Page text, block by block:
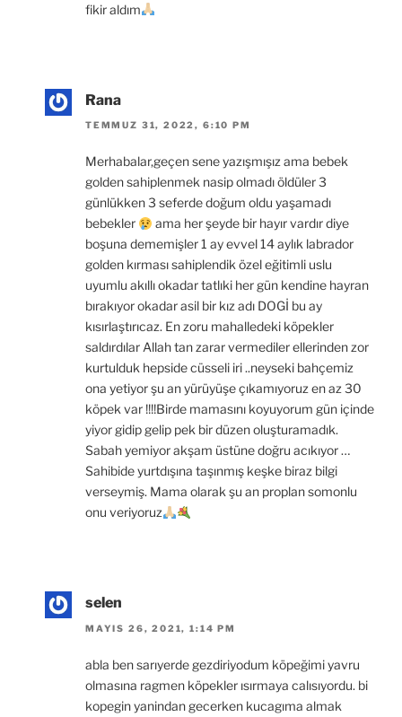
fikir aldım
Rana
TEMMUZ 31, 2022, 6:10 PM
Merhabalar,geçen sene yazışmışız ama bebek
golden sahiplenmek nasip olmadı öldüler 3
günlükken 3 seferde doğum oldu yaşamadı
bebekler
ama her şeyde bir hayır vardır diye
boşuna dememişler 1 ay evvel 14 aylık labrador
golden kırması sahiplendik özel eğitimli uslu
uyumlu akıllı okadar tatlıki her gün kendine hayran
bırakıyor okadar asil bir kız adı DOGİ bu ay
kısırlaştırıcaz. En zoru mahalledeki köpekler
saldırdılar Allah tan zarar vermediler ellerinden zor
kurtulduk hepside cüsseli iri ..neyseki bahçemiz
ona yetiyor şu an yürüyüşe çıkamıyoruz en az 30
köpek var !!!!Birde mamasını koyuyorum gün içinde
yiyor gidip gelip pek bir düzen oluşturamadık.
Sabah yemiyor akşam üstüne doğru acıkıyor …
Sahibide yurtdışına taşınmış keşke biraz bilgi
verseymiş. Mama olarak şu an proplan somonlu
onu veriyoruz
selen
MAYIS 26, 2021, 1:14 PM
abla ben sarıyerde gezdiriyodum köpeğimi yavru
olmasına ragmen köpekler ısırmaya calısıyordu. bi
kopegin yanindan gecerken kucagıma almak